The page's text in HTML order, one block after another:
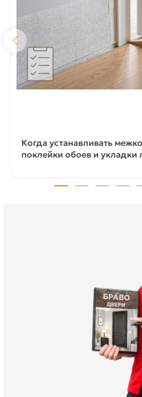
Когда устанавливать
поклейки обоев и укладки